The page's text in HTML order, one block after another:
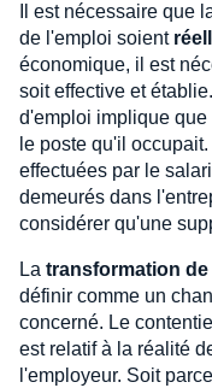
Il est nécessaire que
de l'emploi soient
économique, il est
soit effective et
d'emploi implique
le poste qu'il
effectuées par le
demeurés dans
considérer qu'une
La transformation
définir comme un
concerné. Le
est relatif à la réalité
l'employeur. Soit